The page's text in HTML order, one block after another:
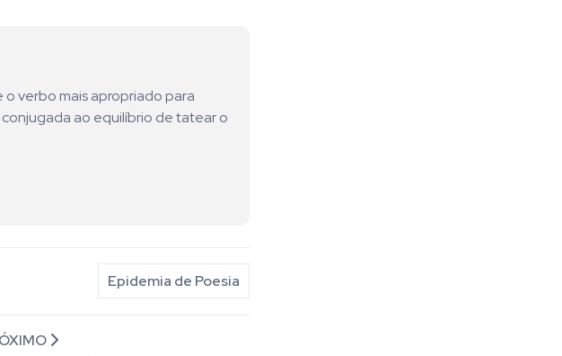
o verbo mais apropriado para
ao equilíbrio de tatear o
Epidemia de Poesia